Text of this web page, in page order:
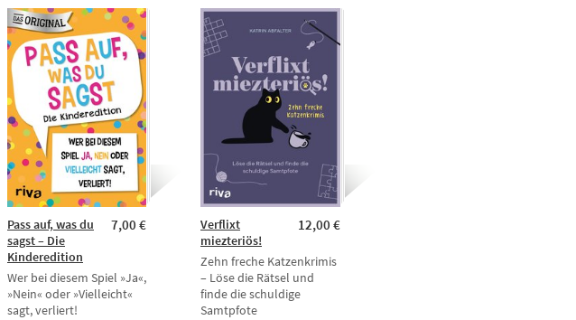
7,00 €
Pass auf, was du
sagst – Die
Kinderedition
Wer bei diesem Spiel »Ja«,
»Nein« oder »Vielleicht«
sagt, verliert!
12,00 €
Verflixt
miezteriös!
Zehn freche Katzenkrimis
– Löse die Rätsel und
finde die schuldige
Samtpfote